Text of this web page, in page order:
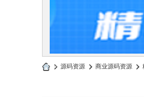
» 源码资源 › 商业源码资源 ›